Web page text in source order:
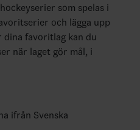
som spelas i
och lägga upp
dina favoritlag kan du
när laget gör mål, i
ifrån Svenska